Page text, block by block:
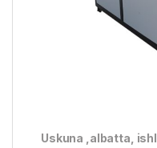
Uskuna ,albatta,